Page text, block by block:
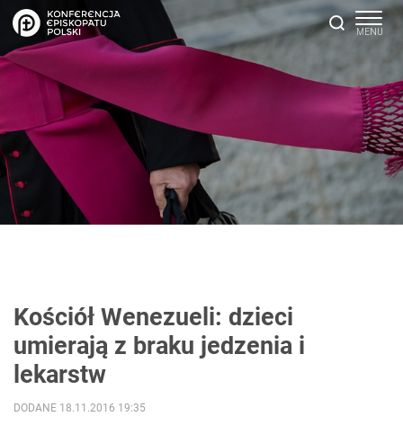
Kościół Wenezueli: dzieci
umierają z braku jedzenia i
lekarstw
DODANE 18.11.2016 19:35